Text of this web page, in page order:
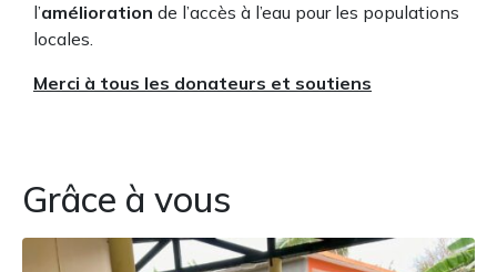
l’amélioration de l’accès à l’eau pour les populations
locales.
Merci à tous les donateurs et soutiens
Grâce à vous